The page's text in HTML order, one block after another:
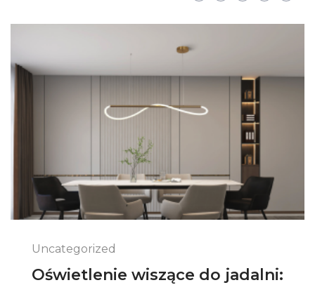
Uncategorized
Oświetlenie wiszące do jadalni: